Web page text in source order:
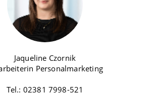
Jaqueline Czornik
Personalmarketing
Tel.: 02381 7998-521